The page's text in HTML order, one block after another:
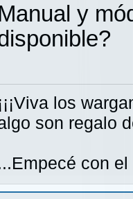
y
¡¡¡Viva los
son regalo
con